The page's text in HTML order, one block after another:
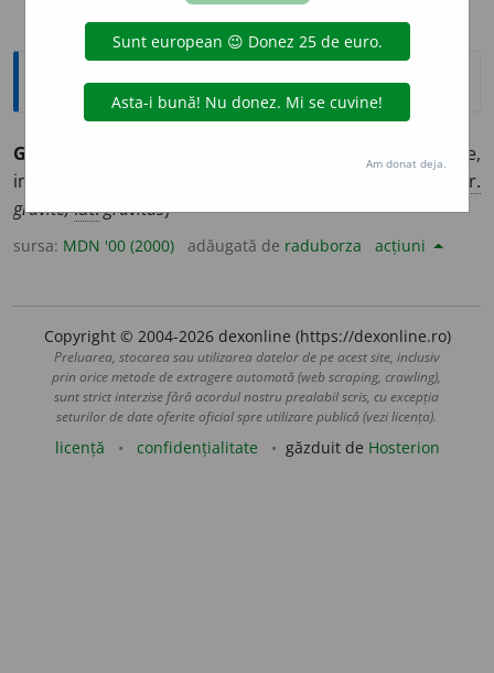
Explicative DEX
GRAVIT
însușirea de a fi grav; însemnătate,
importanță excepțională. ◊ seriozitate, severitate. (<
fr.
gravité,lat.gravitas)
sursa: MDN '00 (2000) adăugată de raduborza acțiuni
Copyright © 2004-2026 dexonline (https://dexonline.ro)
Preluarea, stocarea sau utilizarea datelor de pe acest site, inclusiv
prin orice metode de extragere automată (web scraping, crawling),
sunt strict interzise fără acordul nostru prealabil scris, cu excepția
seturilor de date oferite oficial spre utilizare publică (vezi licența).
licență confidențialitate găzduit de Hosterion
Am donat deja.